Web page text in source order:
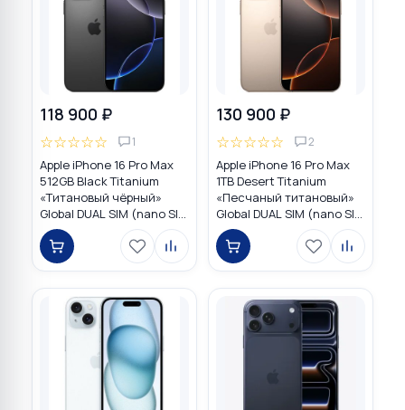
118 900 ₽
☆☆☆☆☆ 1
Apple iPhone 16 Pro Max
512GB Black Titanium
«Титановый чёрный»
Global DUAL SIM (nano SIM
+ eSIM)
130 900 ₽
☆☆☆☆☆ 2
Apple iPhone 16 Pro Max
1TB Desert Titanium
«Песчаный титановый»
Global DUAL SIM (nano SIM
+ eSIM)